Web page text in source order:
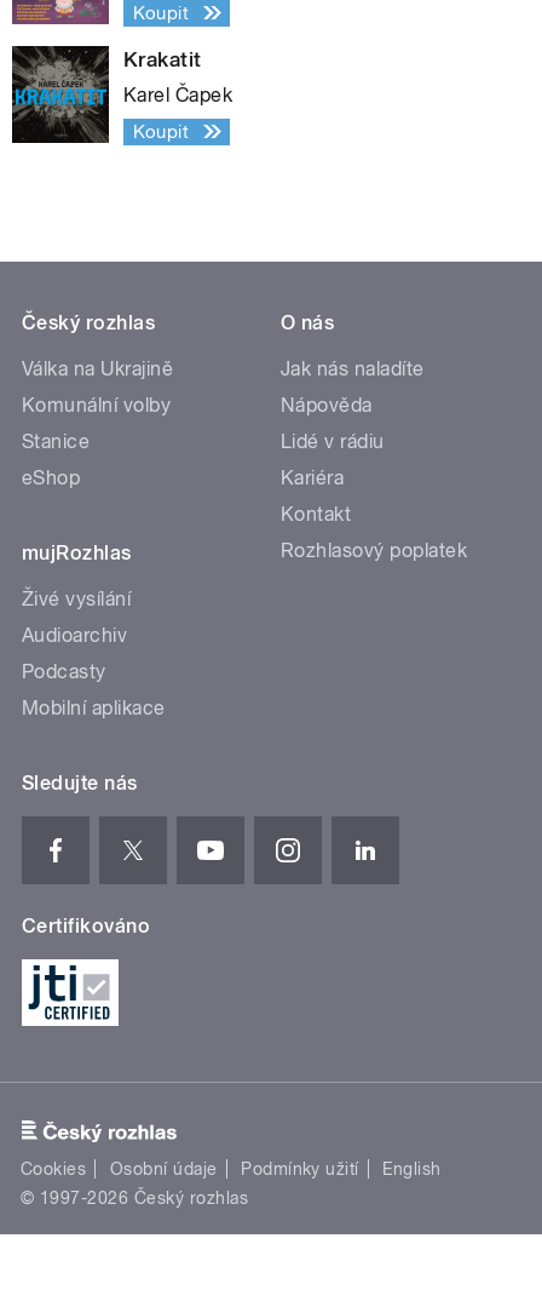
Koupit
Krakatit
Karel Čapek
Koupit
Český rozhlas
Válka na Ukrajině
Komunální volby
Stanice
eShop
mujRozhlas
Živé vysílání
Audioarchiv
Podcasty
Mobilní aplikace
O nás
Jak nás naladíte
Nápověda
Lidé v rádiu
Kariéra
Kontakt
Rozhlasový poplatek
Sledujte nás
Certifikováno
Cookies Osobní údaje Podmínky užití
English
© 1997-2026 Český rozhlas